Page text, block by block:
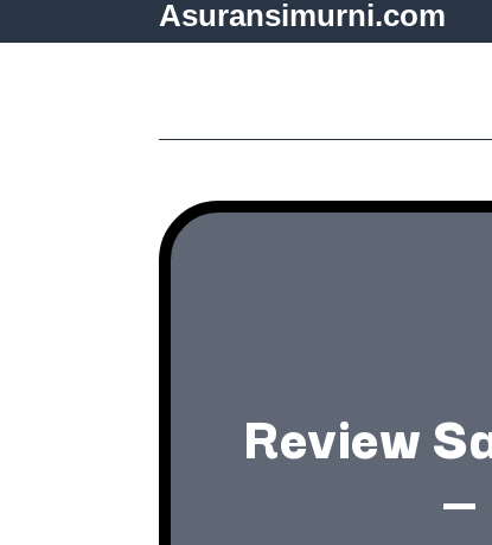
Asuransimurni.com
Review
—